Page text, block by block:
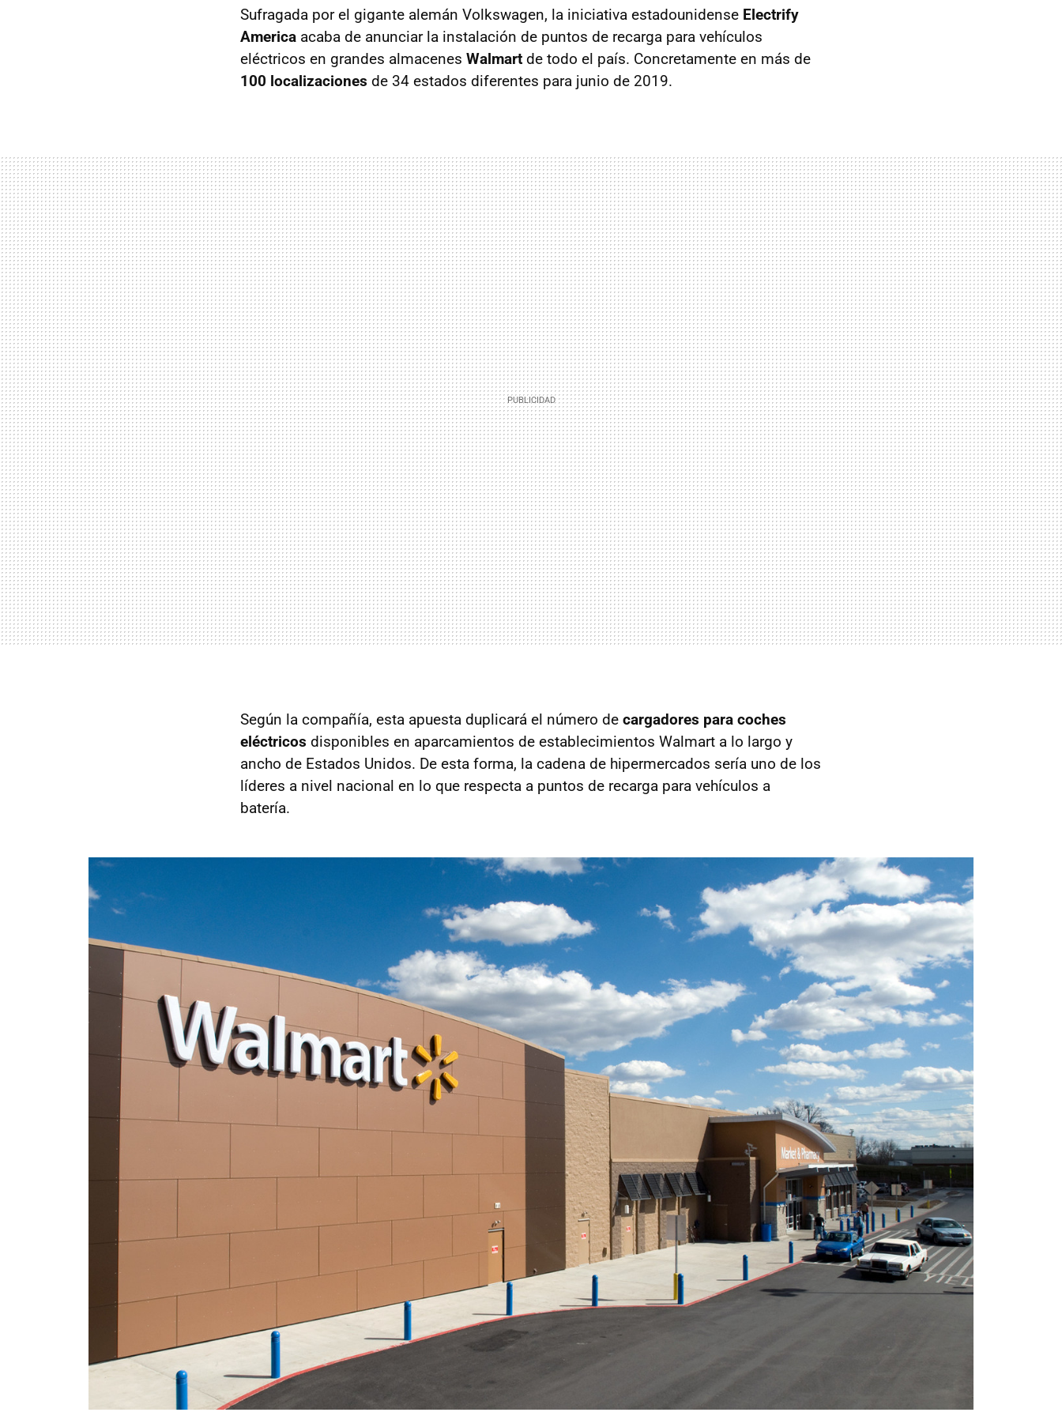
Sufragada por el gigante alemán Volkswagen, la iniciativa estadounidense Electrify
America acaba de anunciar la instalación de puntos de recarga para vehículos
eléctricos en grandes almacenes Walmart de todo el país. Concretamente en más de
100 localizaciones de 34 estados diferentes para junio de 2019.
Según la compañía, esta apuesta duplicará el número de cargadores para coches
eléctricos disponibles en aparcamientos de establecimientos Walmart a lo largo y
ancho de Estados Unidos. De esta forma, la cadena de hipermercados sería uno de los
líderes a nivel nacional en lo que respecta a puntos de recarga para vehículos a
batería.